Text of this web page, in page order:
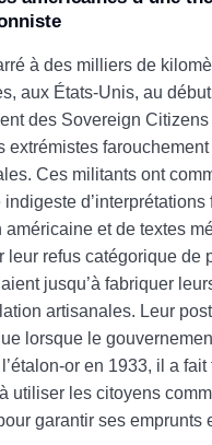
à des milliers de
aux États-Unis, au
des Sovereign
extrémistes
Ces militants ont
d’interprétations
américaine et de textes
leur refus catégorique de
jusqu’à fabriquer
artisanales. Leur
lorsque le
or en 1933, il a fait
utiliser les citoyens
garantir ses emprunts